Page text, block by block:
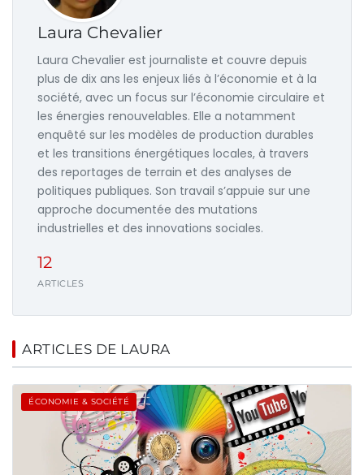
Laura Chevalier
Laura Chevalier est journaliste et couvre depuis
plus de dix ans les enjeux liés à l’économie et à la
société, avec un focus sur l’économie circulaire et
les énergies renouvelables. Elle a notamment
enquêté sur les modèles de production durables
et les transitions énergétiques locales, à travers
des reportages de terrain et des analyses de
politiques publiques. Son travail s’appuie sur une
approche documentée des mutations
industrielles et des innovations sociales.
12
ARTICLES
ARTICLES DE LAURA
ÉCONOMIE & SOCIÉTÉ